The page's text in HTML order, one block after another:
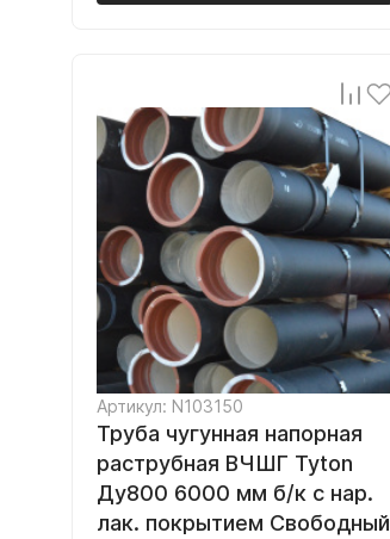
Артикул: N103150
Труба чугунная напорная
раструбная ВЧШГ Tyton
Ду800 6000 мм б/к с нар.
лак. покрытием Свободный